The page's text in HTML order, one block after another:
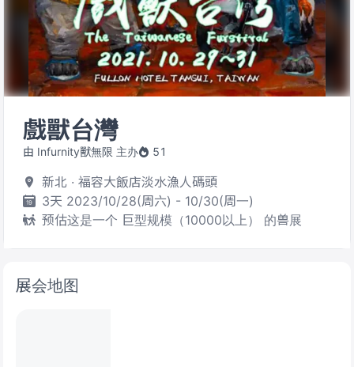
戲獸台灣
由 Infurnity獸無限 主办 51
新北 · 福容大飯店淡水漁人碼頭
3天 2023/10/28(周六) - 10/30(周一)
预估这是一个 巨型规模（10000以上） 的兽展
展会地图